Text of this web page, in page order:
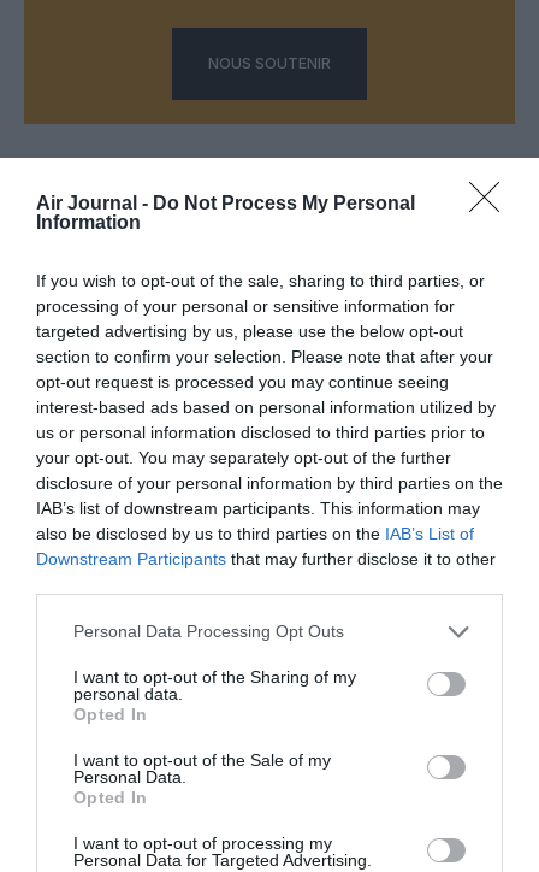
Air Journal - Do Not Process My Personal
Information
If you wish to opt-out of the sale, sharing to third parties, or
processing of your personal or sensitive information for
targeted advertising by us, please use the below opt-out
section to confirm your selection. Please note that after your
opt-out request is processed you may continue seeing
interest-based ads based on personal information utilized by
us or personal information disclosed to third parties prior to
your opt-out. You may separately opt-out of the further
disclosure of your personal information by third parties on the
IAB’s list of downstream participants. This information may
also be disclosed by us to third parties on the IAB’s List of
Downstream Participants that may further disclose it to other
Personal Data Processing Opt Outs
I want to opt-out of the Sharing of my
personal data.
Opted In
I want to opt-out of the Sale of my
Personal Data.
Opted In
I want to opt-out of processing my
Personal Data for Targeted Advertising.
NOUS SOUTENIR
PARTAGER L'ARTICLE
FacebookTwitterPinterestLinkedInEmail Print
COMMENTAIRE(S)
GVA1112a commenté :
11 mai 2026 - 12 h 12 min
Nous avions le duopole Airbus – Boeing depuis les années
90…
le début des années 2020 !!
A quand un Duopole Airbus – COMAC !!! .. 2030, 2040 ??
RÉPONDRE
Pacoloa commenté :
11 mai 2026 - 18 h 45
Vous êtes totalement dans le faux.